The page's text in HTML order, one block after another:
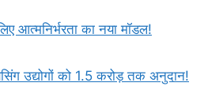
आत्मनिर्भरता का नया मॉडल!
उद्योगों को 1.5 करोड़ तक अनुदान!